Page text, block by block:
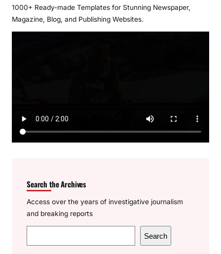
1000+ Ready-made Templates for Stunning Newspaper,
Magazine, Blog, and Publishing Websites.
Search the Archives
Access over the years of investigative journalism
and breaking reports
e
Search